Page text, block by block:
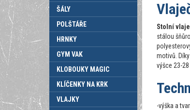
ŠÁLY
POLŠTÁŘE
HRNKY
GYM VAK
KLOBOUKY MAGIC
KLÍČENKY NA KRK
VLAJKY
Stolní
stálou
motivů.
výšce 23-
-výška a